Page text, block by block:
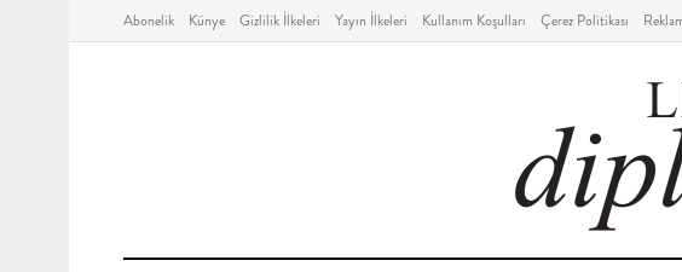
Abonelik Künye Gizlilik İlkeleri Yayın İlkeleri Kullanım Koşulları Çerez Politikası